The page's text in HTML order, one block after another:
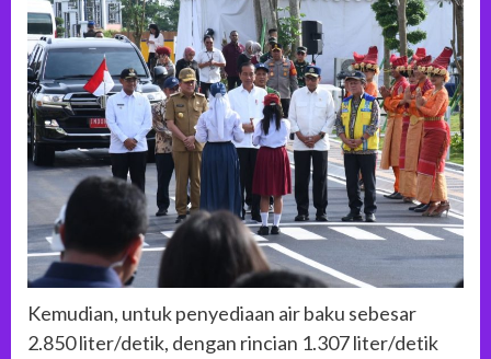
Kemudian, untuk penyediaan air baku sebesar
2.850 liter/detik, dengan rincian 1.307 liter/detik